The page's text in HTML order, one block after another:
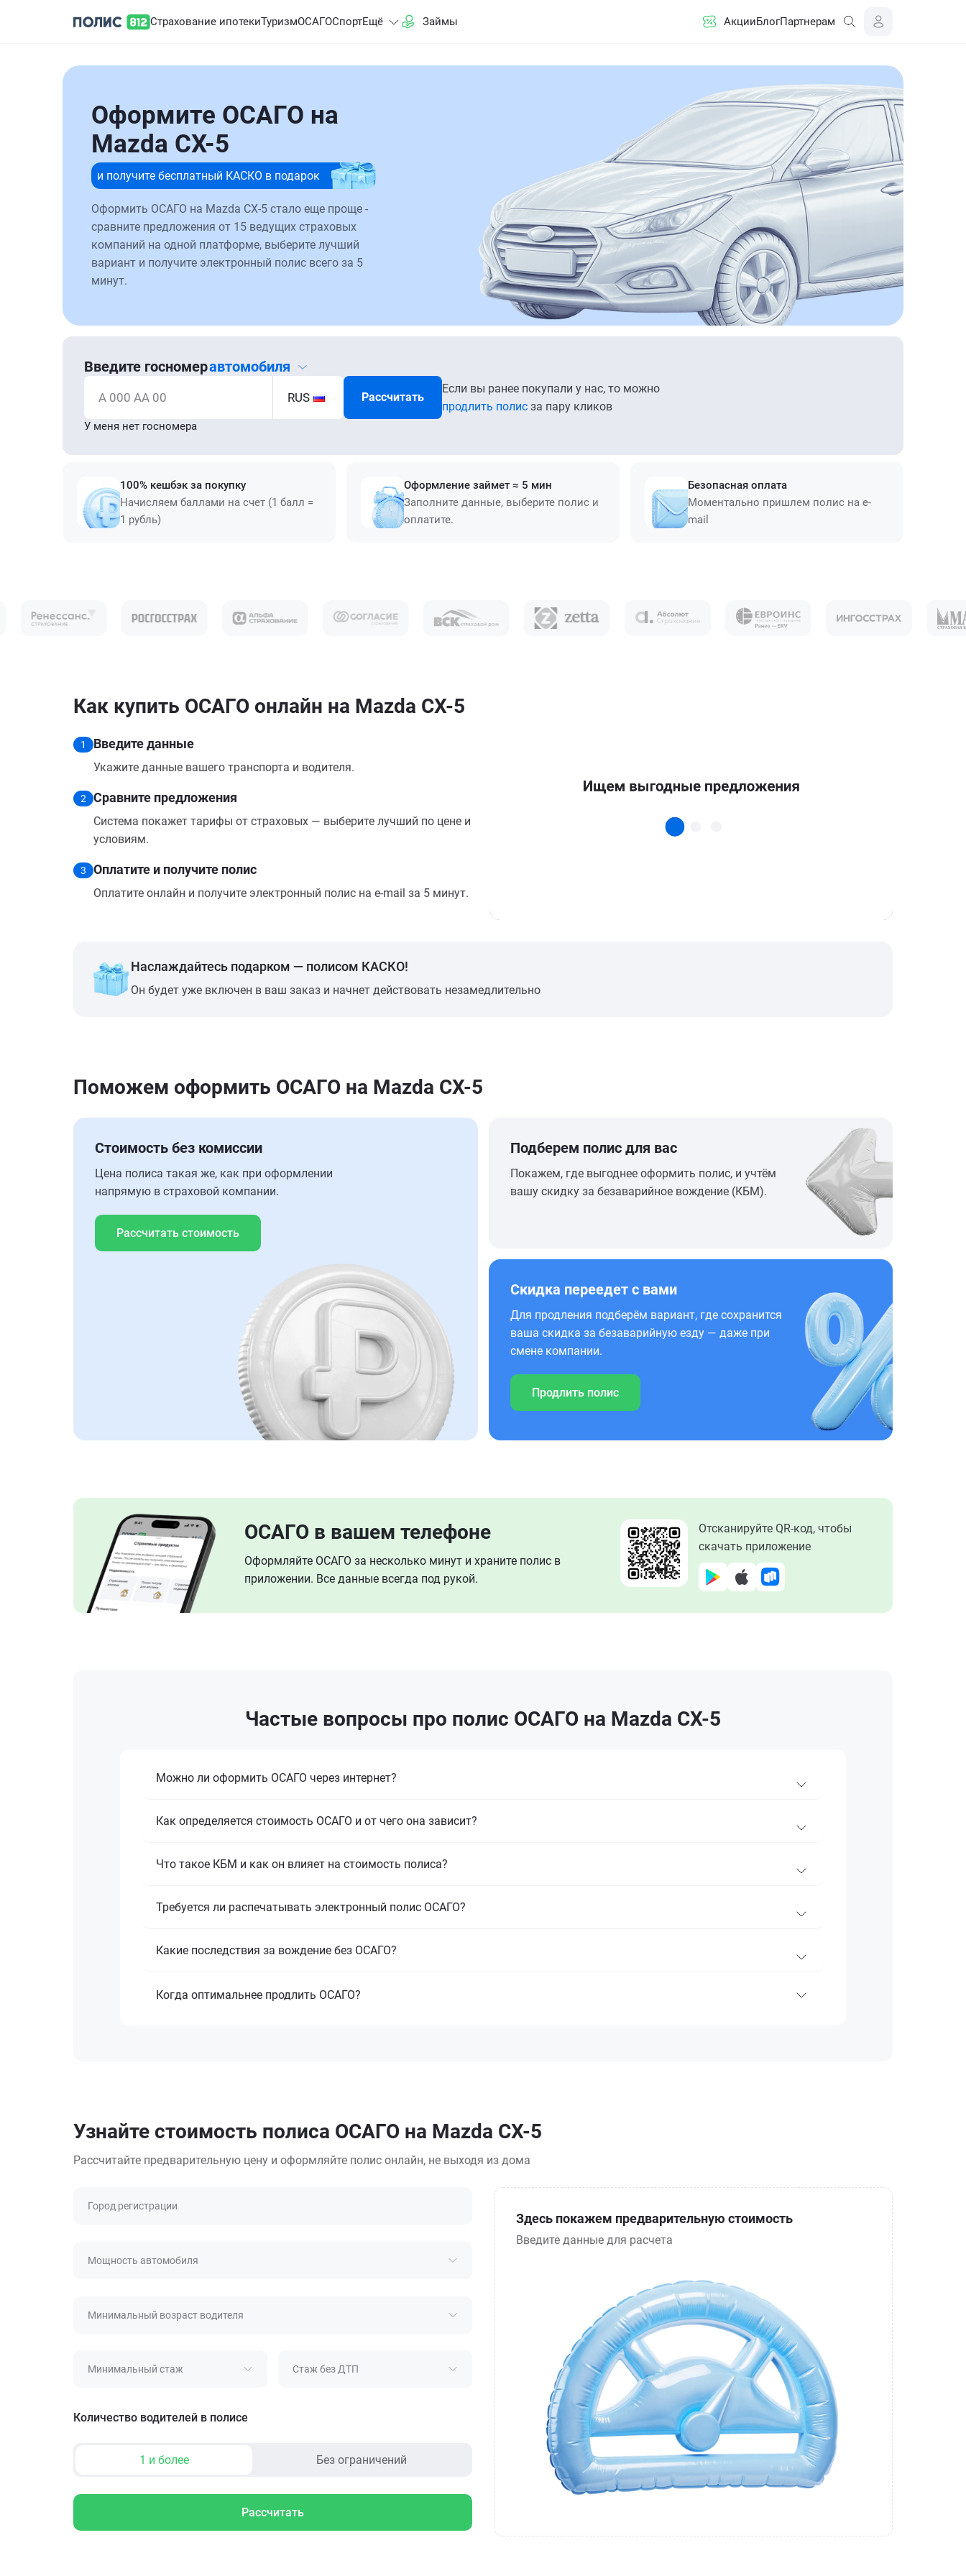
Страхование ипотекиТуризмОСАГОСпортЕщё Займы АкцииБлогПартнерам
Оформите ОСАГО на
Mazda CX-5
и получите бесплатный КАСКО в подарок
Оформить ОСАГО на Mazda CX-5 стало еще проще -
сравните предложения от 15 ведущих страховых
компаний на одной платформе, выберите лучший
вариант и получите электронный полис всего за 5
минут.
Введите госномеравтомобиля
А 000 АА 00 RUS Рассчитать
Если вы ранее покупали у нас, то можно
продлить полис за пару кликов
У меня нет госномера
100% кешбэк за покупку
Начисляем баллами на счет (1 балл =
1 рубль)
Оформление займет ≈ 5 мин
Заполните данные, выберите полис и
оплатите.
Безопасная оплата
Моментально пришлем полис на e-
mail
Как купить ОСАГО онлайн на Mazda CX-5
1 Введите данные
Укажите данные вашего транспорта и водителя.
2 Сравните предложения
Система покажет тарифы от страховых — выберите лучший по цене и
условиям.
3 Оплатите и получите полис
Оплатите онлайн и получите электронный полис на e-mail за 5 минут.
Наслаждайтесь подарком — полисом КАСКО!
Он будет уже включен в ваш заказ и начнет действовать незамедлительно
Поможем оформить ОСАГО на Mazda CX-5
Стоимость без комиссии
Цена полиса такая же, как при оформлении
напрямую в страховой компании.
Рассчитать стоимость
Подберем полис для вас
Покажем, где выгоднее оформить полис, и учтём
вашу скидку за безаварийное вождение (КБМ).
Скидка переедет с вами
Для продления подберём вариант, где сохранится
ваша скидка за безаварийную езду — даже при
смене компании.
Продлить полис
ОСАГО в вашем телефоне
Оформляйте ОСАГО за несколько минут и храните полис в
приложении. Все данные всегда под рукой.
Отсканируйте QR-код, чтобы
скачать приложение
Частые вопросы про полис ОСАГО на Mazda CX-5
Можно ли оформить ОСАГО через интернет?
Как определяется стоимость ОСАГО и от чего она зависит?
Что такое КБМ и как он влияет на стоимость полиса?
Требуется ли распечатывать электронный полис ОСАГО?
Какие последствия за вождение без ОСАГО?
Когда оптимальнее продлить ОСАГО?
Узнайте стоимость полиса ОСАГО на Mazda CX-5
Рассчитайте предварительную цену и оформляйте полис онлайн, не выходя из дома
Город регистрации
Мощность автомобиля
Минимальный возраст водителя
Минимальный стаж Стаж без ДТП
Количество водителей в полисе
1 и более Без ограничений
Рассчитать
Здесь покажем предварительную стоимость
Введите данные для расчета